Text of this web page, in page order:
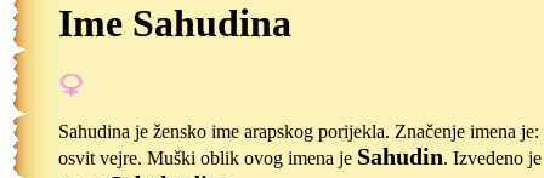
Ime Sahudina
Sahudina je žensko ime arapskog porijekla. Značenje imena je:
osvit vejre. Muški oblik ovog imena je Sahudin. Izvedeno